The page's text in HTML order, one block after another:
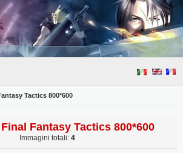
Tactics 800*600
Fantasy Tactics 800*600
Immagini totali: 4